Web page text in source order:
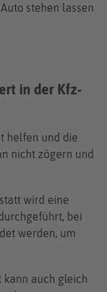
stehen lassen
in der Kfz-
helfen und die
nicht zögern und
wird eine
bei
werden, um
kann auch gleich